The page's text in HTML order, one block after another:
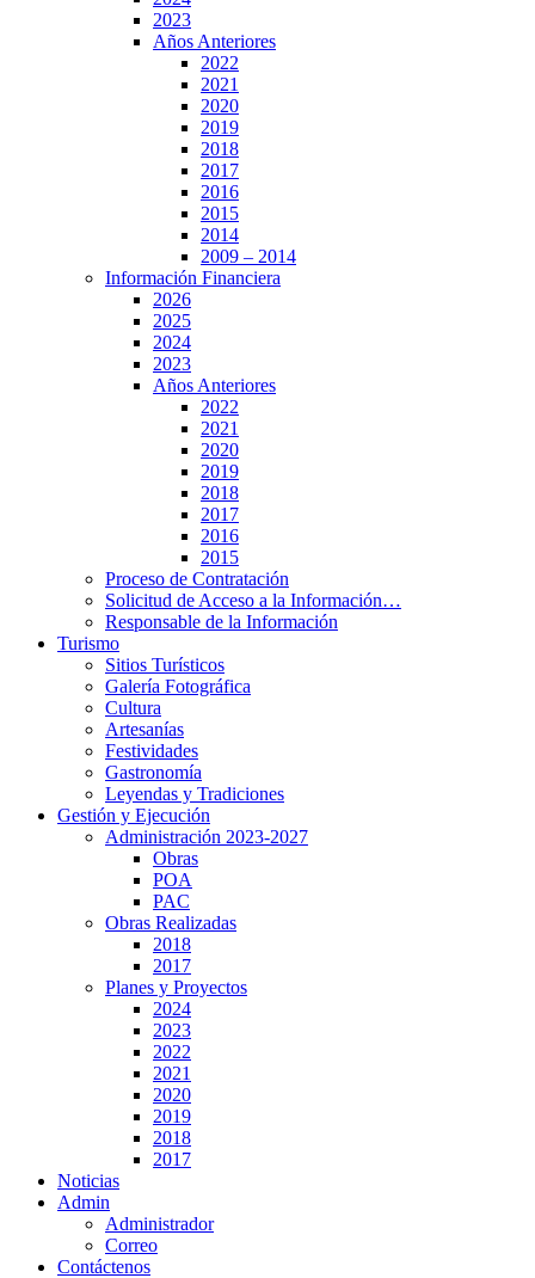
2023
Años Anteriores
2022
2021
2020
2019
2018
2017
2016
2015
2014
2009 – 2014
Información Financiera
2026
2025
2024
2023
Años Anteriores
2022
2021
2020
2019
2018
2017
2016
2015
Proceso de Contratación
Solicitud de Acceso a la Información…
Responsable de la Información
Turismo
Sitios Turísticos
Galería Fotográfica
Cultura
Artesanías
Festividades
Gastronomía
Leyendas y Tradiciones
Gestión y Ejecución
Administración 2023-2027
Obras
POA
PAC
Obras Realizadas
2018
2017
Planes y Proyectos
2024
2023
2022
2021
2020
2019
2018
2017
Noticias
Admin
Administrador
Correo
Contáctenos